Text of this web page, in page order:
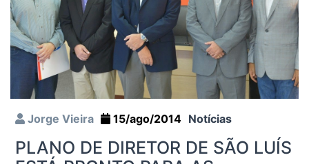
Jorge Vieira 15/ago/2014 Notícias
PLANO DE DIRETOR DE SÃO LUÍS